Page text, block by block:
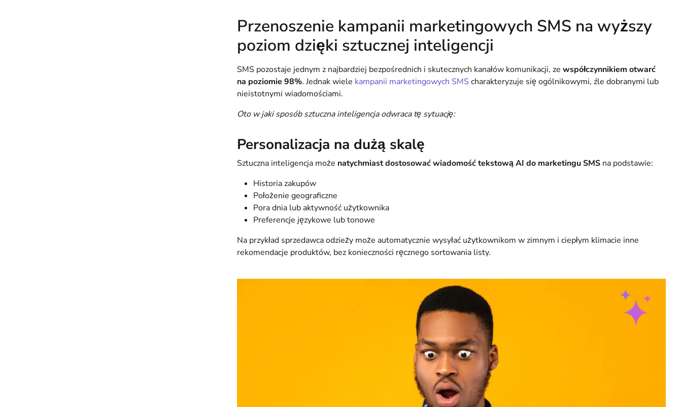
Przenoszenie kampanii marketingowych SMS na wyższy
poziom dzięki sztucznej inteligencji
SMS pozostaje jednym z najbardziej bezpośrednich i skutecznych kanałów komunikacji, ze współczynnikiem otwarć
na poziomie 98%. Jednak wiele kampanii marketingowych SMS charakteryzuje się ogólnikowymi, źle dobranymi lub
nieistotnymi wiadomościami.
Oto w jaki sposób sztuczna inteligencja odwraca tę sytuację:
Personalizacja na dużą skalę
Sztuczna inteligencja może natychmiast dostosować wiadomość tekstową AI do marketingu SMS na podstawie:
Historia zakupów
Położenie geograficzne
Pora dnia lub aktywność użytkownika
Preferencje językowe lub tonowe
Na przykład sprzedawca odzieży może automatycznie wysyłać użytkownikom w zimnym i ciepłym klimacie inne
rekomendacje produktów, bez konieczności ręcznego sortowania listy.